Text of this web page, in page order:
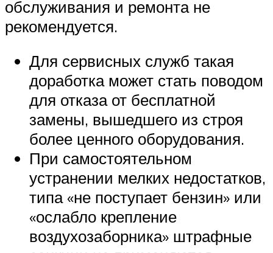
обслуживания и ремонта не
рекомендуется.
Для сервисных служб такая
доработка может стать поводом
для отказа от бесплатной
замены, вышедшего из строя
более ценного оборудования.
При самостоятельном
устранении мелких недостатков,
типа «не поступает бензин» или
«ослабло крепление
воздухозаборника» штрафные